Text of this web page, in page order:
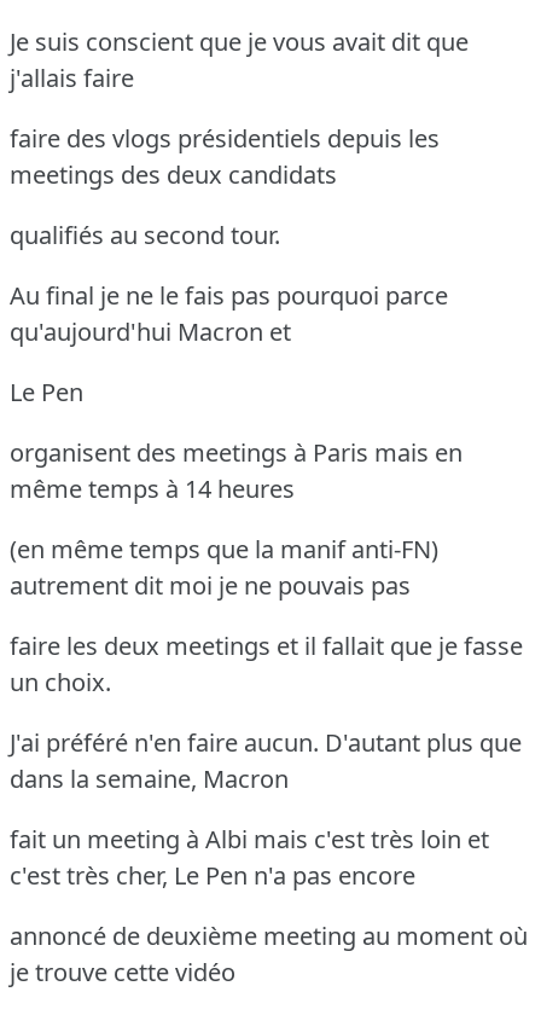
Je suis conscient que je vous avait dit que
j'allais faire
faire des vlogs présidentiels depuis les
meetings des deux candidats
qualifiés au second tour.
Au final je ne le fais pas pourquoi parce
qu'aujourd'hui Macron et
Le Pen
organisent des meetings à Paris mais en
même temps à 14 heures
(en même temps que la manif anti-FN)
autrement dit moi je ne pouvais pas
faire les deux meetings et il fallait que je fasse
un choix.
J'ai préféré n'en faire aucun. D'autant plus que
dans la semaine, Macron
fait un meeting à Albi mais c'est très loin et
c'est très cher, Le Pen n'a pas encore
annoncé de deuxième meeting au moment où
je trouve cette vidéo